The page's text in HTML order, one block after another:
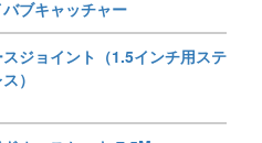
ブキャッチャー
ジョイント（1.5インチ用ステ
）